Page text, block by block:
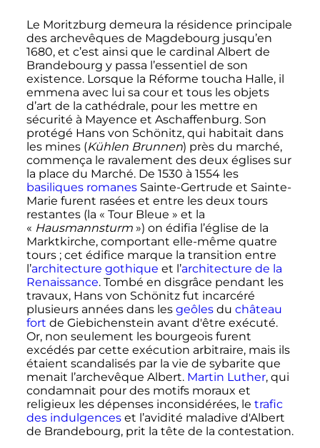
Le Moritzburg demeura la résidence principale
des archevêques de Magdebourg jusqu’en
1680, et c’est ainsi que le cardinal Albert de
Brandebourg y passa l’essentiel de son
existence. Lorsque la Réforme toucha Halle, il
emmena avec lui sa cour et tous les objets
d’art de la cathédrale, pour les mettre en
sécurité à Mayence et Aschaffenburg. Son
protégé Hans von Schönitz, qui habitait dans
les mines (Kühlen Brunnen) près du marché,
commença le ravalement des deux églises sur
la place du Marché. De 1530 à 1554 les
basiliques romanesSainte-Gertrude et Sainte-
Marie furent rasées et entre les deux tours
restantes (la « Tour Bleue » et la
« Hausmannsturm ») on édifia l’église de la
Marktkirche, comportant elle-même quatre
tours ; cet édifice marque la transition entre
l’architecture gothique et l’architecture de la
Renaissance. Tombé en disgrâce pendant les
travaux, Hans von Schönitz fut incarcéré
plusieurs années dans les geôlesdu château
fort de Giebichenstein avant d'être exécuté.
Or, non seulement les bourgeois furent
excédés par cette exécution arbitraire, mais ils
étaient scandalisés par la vie de sybarite que
menait l’archevêque Albert. Martin Luther, qui
condamnait pour des motifs moraux et
religieux les dépenses inconsidérées, le trafic
des indulgenceset l’avidité maladive d'Albert
de Brandebourg, prit la tête de la contestation.